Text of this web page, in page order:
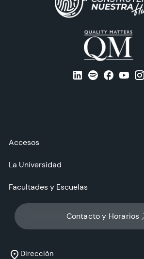
Contacto y Horarios
Dirección
Accesos
La Universidad
Facultades y Escuelas